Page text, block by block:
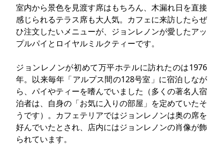
室内から景色を見渡す席はもちろん、木漏れ日を直接
感じられるテラス席も大人気。カフェに来訪したらぜ
ひ注文したいメニューが、ジョンレノンが愛したアッ
プルパイとロイヤルミルクティーです。
ジョンレノンが初めて万平ホテルに訪れたのは1976
年。以来毎年「アルプス間の128号室」に宿泊しなが
ら、パイやティーを嗜んでいました（多くの著名人宿
泊者は、自身の「お気に入りの部屋」を定めていたそ
うです）。カフェテリアではジョンレノンは奥の席を
好んでいたとされ、店内にはジョンレノンの肖像が飾
られています。